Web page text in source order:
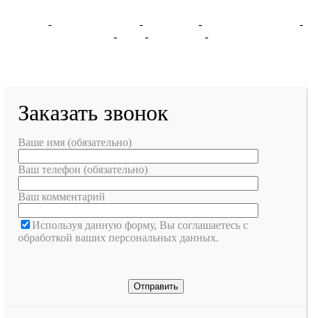
- - -
-
- - -
Заказать звонок
Ваше имя (обязательно)
Ваш телефон (обязательно)
Ваш комментарий
Используя данную форму, Вы соглашаетесь с
обработкой ваших персональных данных.